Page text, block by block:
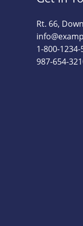
Rt. 66,
1-800-1234-